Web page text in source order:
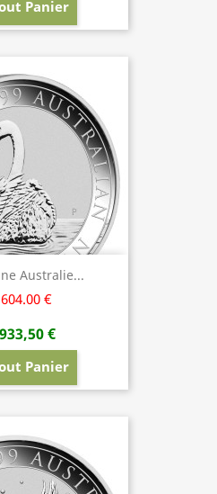
Panier
Australie...
604.00 €
933,50 €
Panier